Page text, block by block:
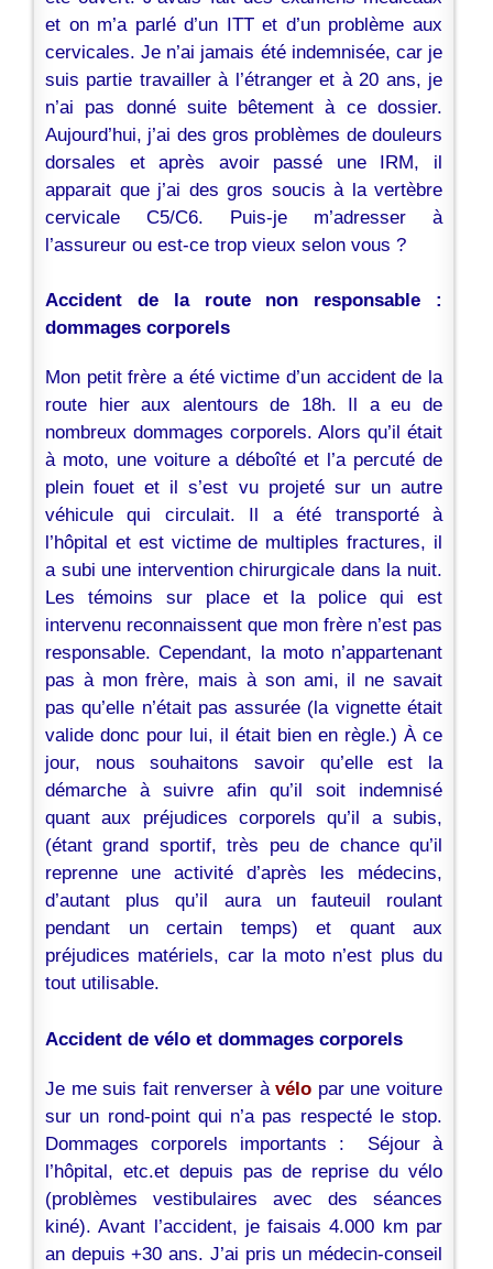
et on m’a parlé d’un ITT et d’un problème aux
cervicales. Je n’ai jamais été indemnisée, car je
suis partie travailler à l’étranger et à 20 ans, je
n’ai pas donné suite bêtement à ce dossier.
Aujourd’hui, j’ai des gros problèmes de douleurs
dorsales et après avoir passé une IRM, il
apparait que j’ai des gros soucis à la vertèbre
cervicale C5/C6. Puis-je m’adresser à
l’assureur ou est-ce trop vieux selon vous ?
Accident de la route non responsable :
dommages corporels
Mon petit frère a été victime d’un accident de la
route hier aux alentours de 18h. Il a eu de
nombreux dommages corporels. Alors qu’il était
à moto, une voiture a déboîté et l’a percuté de
plein fouet et il s’est vu projeté sur un autre
véhicule qui circulait. Il a été transporté à
l’hôpital et est victime de multiples fractures, il
a subi une intervention chirurgicale dans la nuit.
Les témoins sur place et la police qui est
intervenu reconnaissent que mon frère n’est pas
responsable. Cependant, la moto n’appartenant
pas à mon frère, mais à son ami, il ne savait
pas qu’elle n’était pas assurée (la vignette était
valide donc pour lui, il était bien en règle.) À ce
jour, nous souhaitons savoir qu’elle est la
démarche à suivre afin qu’il soit indemnisé
quant aux préjudices corporels qu’il a subis,
(étant grand sportif, très peu de chance qu’il
reprenne une activité d’après les médecins,
d’autant plus qu’il aura un fauteuil roulant
pendant un certain temps) et quant aux
préjudices matériels, car la moto n’est plus du
tout utilisable.
Accident de vélo et dommages corporels
Je me suis fait renverser à vélo par une voiture
sur un rond-point qui n’a pas respecté le stop.
Dommages corporels importants : Séjour à
l’hôpital, etc.et depuis pas de reprise du vélo
(problèmes vestibulaires avec des séances
kiné). Avant l’accident, je faisais 4.000 km par
an depuis +30 ans. J’ai pris un médecin-conseil